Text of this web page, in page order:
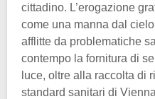
cittadino. L’erogazione
come una manna dal
afflitte da problematiche
contempo la fornitura di
luce, oltre alla raccolta di
standard sanitari di